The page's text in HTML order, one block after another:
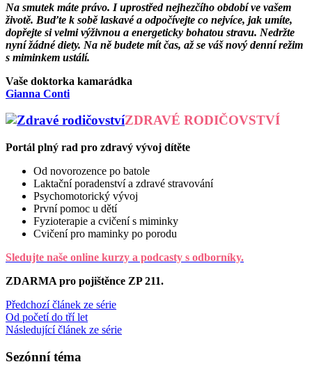
Na smutek máte právo. I uprostřed nejhezčího období ve vašem
životě. Buďte k sobě laskavé a odpočívejte co nejvíce, jak umíte,
dopřejte si velmi výživnou a energeticky bohatou stravu. Nedržte
nyní žádné diety. Na ně budete mít čas, až se váš nový denní režim
s miminkem ustálí.
Vaše doktorka kamarádka
Gianna Conti
ZDRAVÉ RODIČOVSTVÍ
Portál plný rad pro zdravý vývoj dítěte
Od novorozence po batole
Laktační poradenství a zdravé stravování
Psychomotorický vývoj
První pomoc u dětí
Fyzioterapie a cvičení s miminky
Cvičení pro maminky po porodu
Sledujte naše online kurzy a podcasty s odborníky.
ZDARMA pro pojištěnce ZP 211.
Předchozí článek ze série
Od početí do tří let
Následující článek ze série
Sezónní téma